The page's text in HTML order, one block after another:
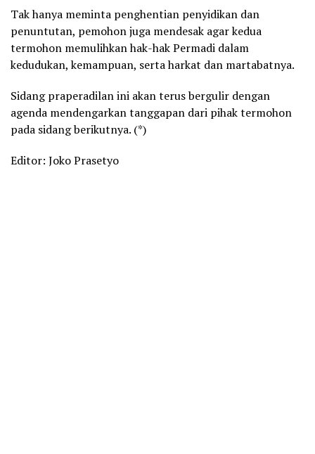
Tak hanya meminta penghentian penyidikan dan
penuntutan, pemohon juga mendesak agar kedua
termohon memulihkan hak-hak Permadi dalam
kedudukan, kemampuan, serta harkat dan martabatnya.
Sidang praperadilan ini akan terus bergulir dengan
agenda mendengarkan tanggapan dari pihak termohon
pada sidang berikutnya. (*)
Editor: Joko Prasetyo